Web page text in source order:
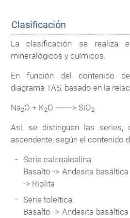
Clasificación
La clasificación se realiza
mineralógicos y químicos.
En función del contenido
diagrama TAS, basado en la
Na2O + K2O -------> SiO2
Así, se distinguen las series,
ascendente, según el contenido
Serie calcoalcalina.
Basalto -> Andesita
-> Riolita
Serie toleítica.
Basalto -> Andesita